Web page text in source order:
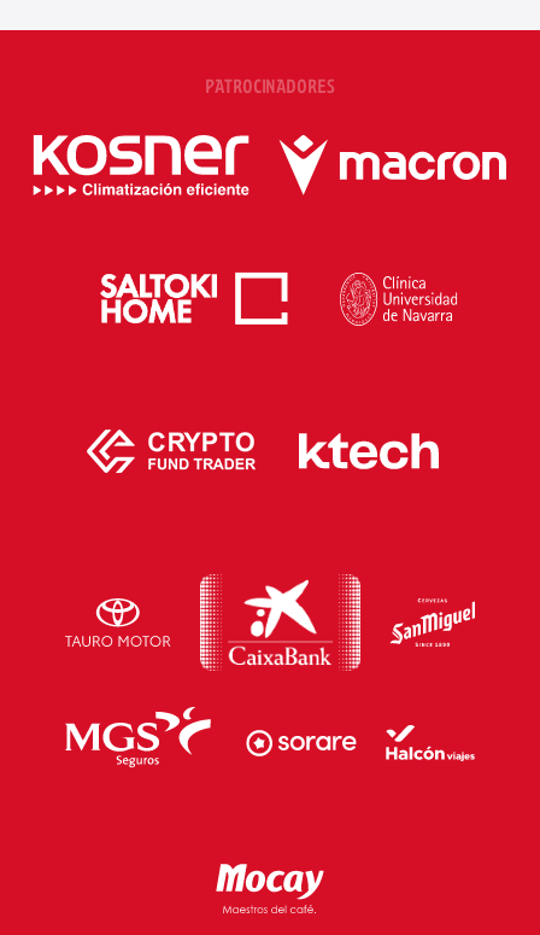
PATROCINADORES